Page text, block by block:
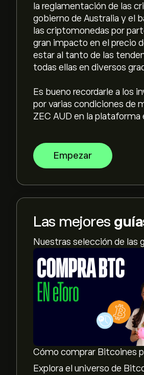
la reglamentación de las
gobierno de Australia y el
las criptomonedas por
gran impacto en el precio
estar al tanto de las
todas ellas en diversos
Es bueno recordarle a los
por varias condiciones de
ZEC AUD en la
Empezar
Las mejores
Nuestras selección de las
Cómo comprar Bitcoines
Explora el universo de